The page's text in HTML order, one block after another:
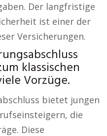
Der langfristige
ist einer der
Versicherungen.
klassischen
Vorzüge.
bietet jungen
die
Diese